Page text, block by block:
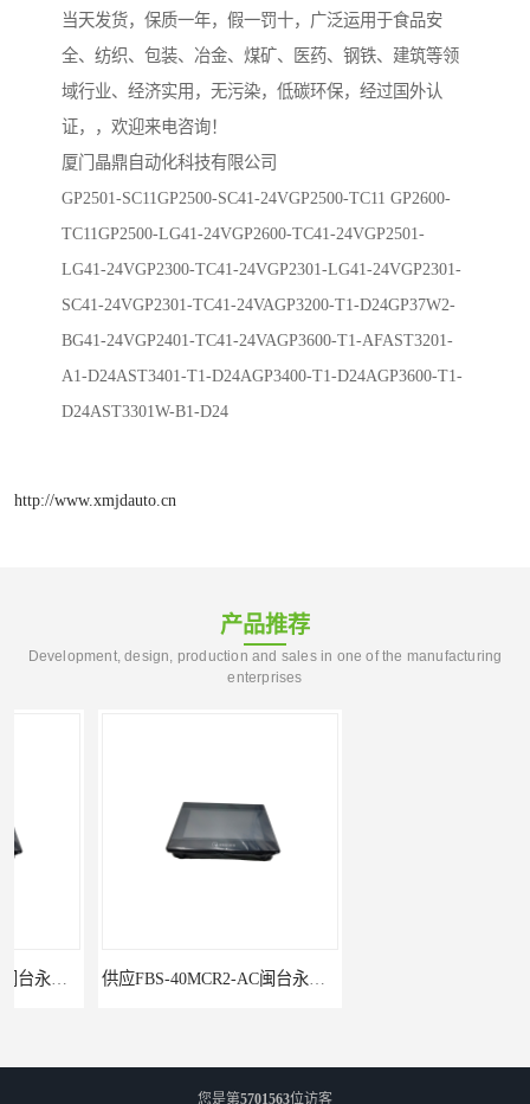
当天发货，保质一年，假一罚十，广泛运用于食品安
全、纺织、包装、冶金、煤矿、医药、钢铁、建筑等领
域行业、经济实用，无污染，低碳环保，经过国外认
证，，欢迎来电咨询！
厦门晶鼎自动化科技有限公司
GP2501-SC11GP2500-SC41-24VGP2500-TC11 GP2600-
TC11GP2500-LG41-24VGP2600-TC41-24VGP2501-
LG41-24VGP2300-TC41-24VGP2301-LG41-24VGP2301-
SC41-24VGP2301-TC41-24VAGP3200-T1-D24GP37W2-
BG41-24VGP2401-TC41-24VAGP3600-T1-AFAST3201-
A1-D24AST3401-T1-D24AGP3400-T1-D24AGP3600-T1-
D24AST3301W-B1-D24
http://www.xmjdauto.cn
产品推荐
Development, design, production and sales in one of the manufacturing
enterprises
供应FBS-40MCR2-AC闽台永宏FATEKPLC
您是第5701563位访客